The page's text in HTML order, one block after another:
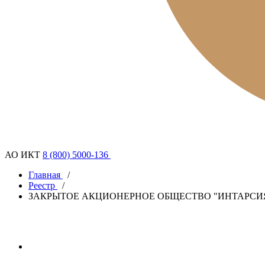
АО ИКТ 8 (800) 5000-136
Главная
/
Реестр
/
ЗАКРЫТОЕ АКЦИОНЕРНОЕ ОБЩЕСТВО